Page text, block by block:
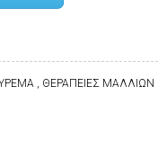
, ΘΕΡΑΠΕΙΕΣ ΜΑΛΛΙΩΝ